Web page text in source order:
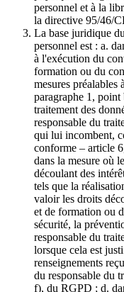
personnel et à la
la directive 95/46/
La base juridique
personnel est : a.
à l'exécution du
formation ou du
mesures
paragraphe 1,
traitement des
responsable du
qui lui incombent,
conforme – article
dans la mesure où
découlant des
tels que la
valoir les droits
et de formation ou
sécurité, la
responsable du
lorsque cela est
renseignements
du responsable du
f), du RGPD ; d.